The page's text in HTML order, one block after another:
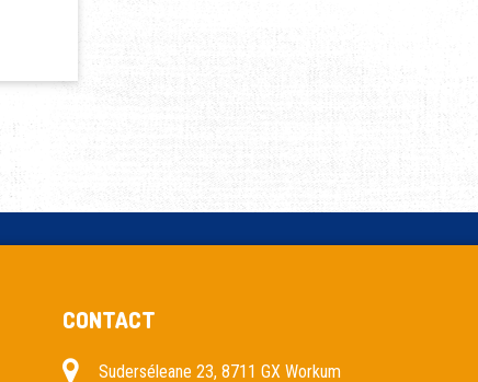
CONTACT
Suderséleane 23, 8711 GX Workum